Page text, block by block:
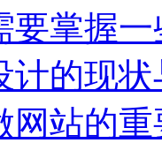
要掌握
计的现
网站的重